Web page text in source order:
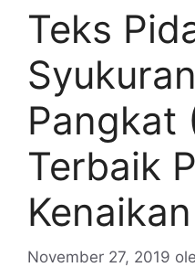
Teks
Pangkat
Terbaik
November 27, 2019